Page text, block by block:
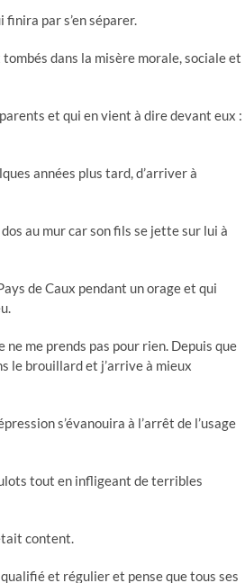
finira par s’en séparer.
dans la misère morale, sociale et
et qui en vient à dire devant eux :
années plus tard, d’arriver à
au mur car son fils se jette sur lui à
de Caux pendant un orage et qui
ne me prends pas pour rien. Depuis que
le brouillard et j’arrive à mieux
s’évanouira à l’arrêt de l’usage
tout en infligeant de terribles
content.
et régulier et pense que tous ses